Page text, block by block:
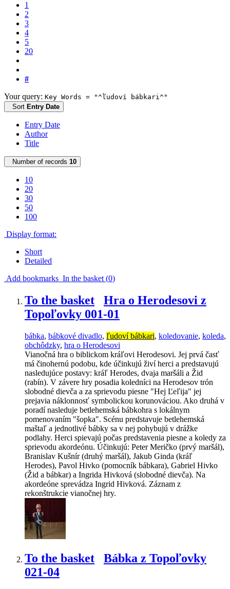
1
2
3
4
5
20
#
Your query: Key Words = "^ľudoví bábkari^"
Sort Entry Date
Entry Date
Author
Title
Number of records 10
10
20
30
50
100
Display format:
Short
Detailed
Add bookmarks In the basket (0)
To the basket
Hra o Herodesovi z
Topoľovky 001-01
bábka, bábkové divadlo, ľudoví bábkari, koledovanie, koleda,
obchôdzky, hra o Herodesovi
Vianočná hra o biblickom kráľovi Herodesovi. Jej prvá časť
má činohernú podobu, kde účinkujú živí herci a predstavujú
nasledujúce postavy: kráľ Herodes, dvaja maršáli a Žid
(rabín). V závere hry posadia koledníci na Herodesov trón
slobodné dievča a za sprievodu piesne "Hej Ľeľija" jej
prejavia náklonnosť symbolickou korunováciou. Ako druhá v
poradí nasleduje betlehemská bábkohra s lokálnym
pomenovaním "šopka". Scénu predstavuje betlehemská
maštaľ a jednotlivé bábky sa v nej pohybujú v drážke
podlahy. Herci spievajú počas predstavenia piesne a koledy za
sprievodu akordeónu. Účinkujú: Peter Meričko (prvý maršál),
Branislav Kušnír (druhý maršál), Jakub Ginda (kráľ
Herodes), Pavol Hivko (pomocník bábkara), Gabriel Hivko
(Žid a bábkar) a Ingrida Hivková (slobodné dievča). Na
akordeóne sprevádza Ingrid Hivková. Záznam z
rekonštrukcie vianočnej hry.
To the basket
Bábka z Topoľovky
021-04